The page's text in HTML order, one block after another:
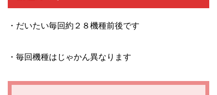
・だいたい毎回約２８機種前後です
・毎回機種はじゃかん異なります